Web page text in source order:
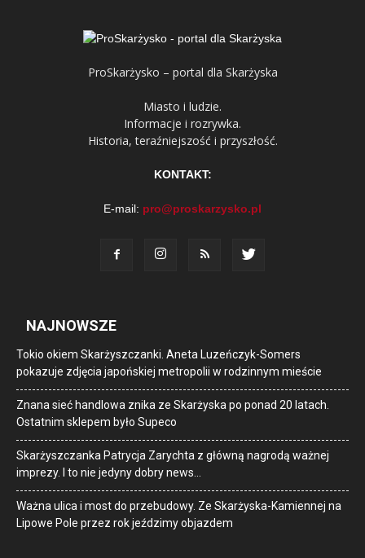
ProSkarżysko – portal dla Skarżyska
Miasto i ludzie.
Informacje i rozrywka.
Historia, teraźniejszość i przyszłość.
KONTAKT:
E-mail: pro@proskarzysko.pl
NAJNOWSZE
Tokio okiem Skarżyszczanki. Aneta Luzeńczyk-Somers
pokazuje zdjęcia japońskiej metropolii w rodzinnym mieście
Znana sieć handlowa znika ze Skarżyska po ponad 20 latach.
Ostatnim sklepem było Supeco
Skarżyszczanka Patrycja Zarychta z główną nagrodą ważnej
imprezy. I to nie jedyny dobry news…
Ważna ulica i most do przebudowy. Ze Skarżyska-Kamiennej na
Lipowe Pole przez rok jeździmy objazdem